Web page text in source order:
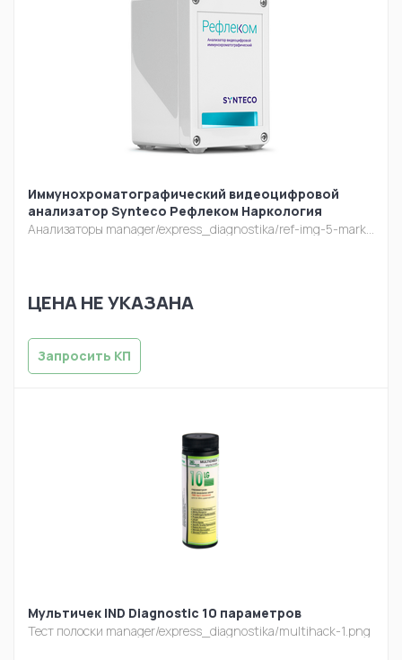
Иммунохроматографический видеоцифровой
анализатор Synteco Рефлеком Наркология
Анализаторы manager/express_diagnostika/ref-img-5-mark.png
ЦЕНА НЕ УКАЗАНА
Запросить КП
Мультичек IND Diagnostic 10 параметров
Тест полоски manager/express_diagnostika/multihack-1.png